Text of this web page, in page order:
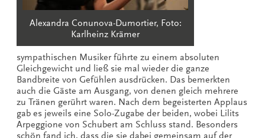
Alexandra Conunova-Dumortier, Foto:
Karlheinz Krämer
sympathischen Musiker führte zu einem absoluten
Gleichgewicht und ließ sie mal wieder die ganze
Bandbreite von Gefühlen ausdrücken. Das bemerkten
auch die Gäste am Ausgang, von denen gleich mehrere
zu Tränen gerührt waren. Nach dem begeisterten Applaus
gab es jeweils eine Solo-Zugabe der beiden, wobei Lilits
Arpeggione von Schubert am Schluss stand. Besonders
schön fand ich, dass die sie dabei gemeinsam auf der